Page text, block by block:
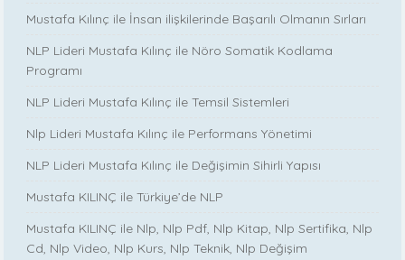
Mustafa Kılınç ile İnsan ilişkilerinde Başarılı Olmanın Sırları
NLP Lideri Mustafa Kılınç ile Nöro Somatik Kodlama
Programı
NLP Lideri Mustafa Kılınç ile Temsil Sistemleri
Nlp Lideri Mustafa Kılınç ile Performans Yönetimi
NLP Lideri Mustafa Kılınç ile Değişimin Sihirli Yapısı
Mustafa KILINÇ ile Türkiye’de NLP
Mustafa KILINÇ ile Nlp, Nlp Pdf, Nlp Kitap, Nlp Sertifika, Nlp
Cd, Nlp Video, Nlp Kurs, Nlp Teknik, Nlp Değişim